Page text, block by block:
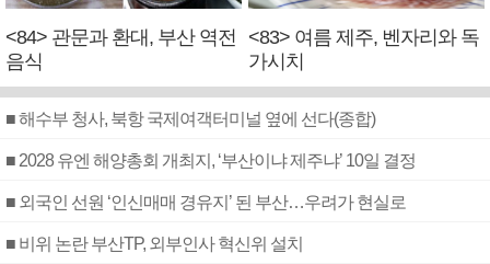
<84> 관문과 환대, 부산 역전
음식
<83> 여름 제주, 벤자리와 독
가시치
■ 해수부 청사, 북항 국제여객터미널 옆에 선다(종합)
■ 2028 유엔 해양총회 개최지, ‘부산이냐 제주냐’ 10일 결정
■ 외국인 선원 ‘인신매매 경유지’ 된 부산…우려가 현실로
■ 비위 논란 부산TP, 외부인사 혁신위 설치